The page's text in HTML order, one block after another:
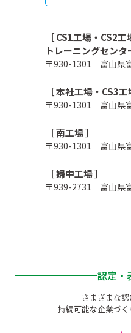
［ CS1工場・CS2
トレーニングセンタ
〒930-1301 富山県
［ 本社工場・CS3工
〒930-1301 富山県
［ 南工場 ］
〒930-1301 富山県
［ 婦中工場 ］
〒939-2731 富山県
認定・
さまざまな認
持続可能な企業づく